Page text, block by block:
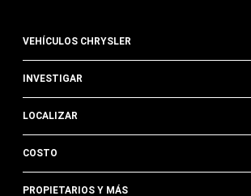
VEHÍCULOS CHRYSLER
INVESTIGAR
LOCALIZAR
COSTO
PROPIETARIOS Y MÁS